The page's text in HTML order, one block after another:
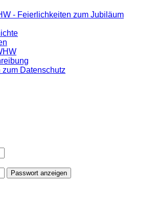
- Feierlichkeiten zum Jubiläum
zum Datenschutz
Passwort anzeigen